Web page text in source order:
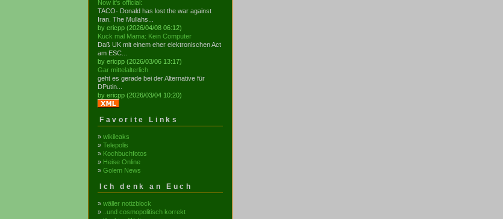
Now it's official:
TACO- Donald has lost the war against
Iran. The Mullahs...
by ericpp (2026/04/08 06:12)
Kuck mal Mama: Kein Computer
Daß UK mit einem eher elektronischen Act
am ESC...
by ericpp (2026/03/06 13:17)
Gar mittelalterlich
geht es gerade bei der Alternative für
DPutin...
by ericpp (2026/03/04 10:20)
Favorite Links
» wikileaks
» Telepolis
» Kochbuchfotos
» Heise Online
» Golem News
Ich denk an Euch
» wäller notizblock
»
..und cosmopolitisch korrekt